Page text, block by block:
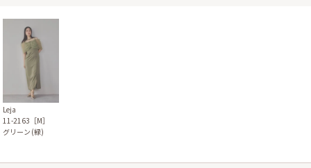
Leja
11-2163［M］
グリーン(緑)